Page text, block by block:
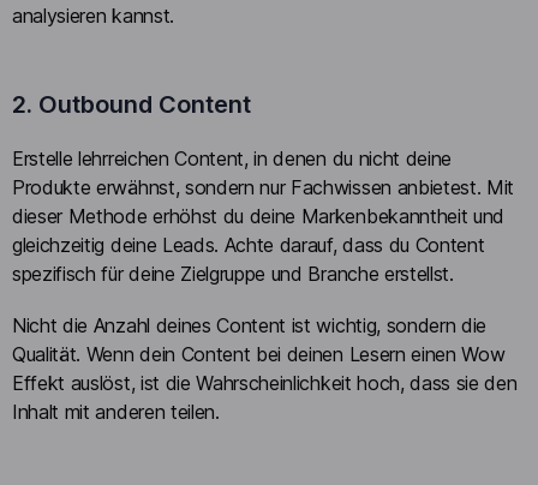
analysieren kannst.
2. Outbound Content
Erstelle lehrreichen Content, in denen du nicht deine
Produkte erwähnst, sondern nur Fachwissen anbietest. Mit
dieser Methode erhöhst du deine Markenbekanntheit und
gleichzeitig deine Leads. Achte darauf, dass du Content
spezifisch für deine Zielgruppe und Branche erstellst.
Nicht die Anzahl deines Content ist wichtig, sondern die
Qualität. Wenn dein Content bei deinen Lesern einen Wow
Effekt auslöst, ist die Wahrscheinlichkeit hoch, dass sie den
Inhalt mit anderen teilen.